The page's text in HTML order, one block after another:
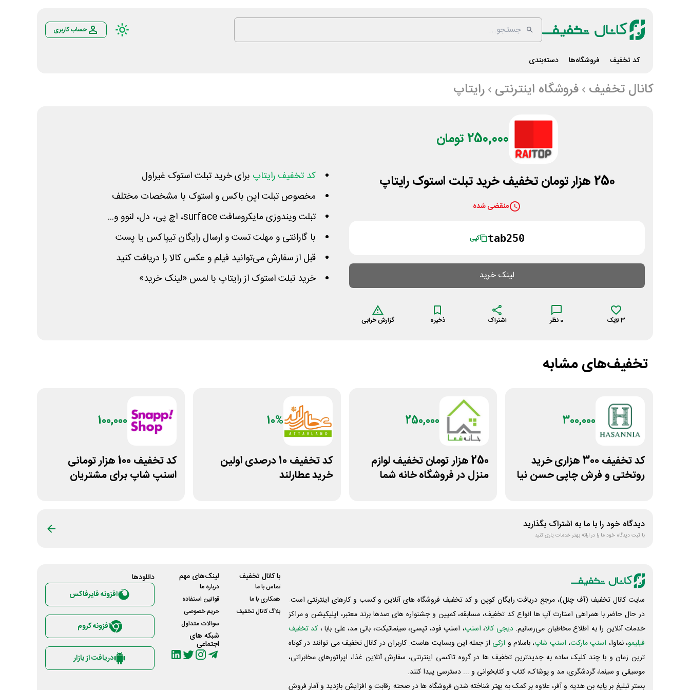
حساب کاربری
کد تخفیف فروشگاه‌ها دسته‌بندی
کانال تخفیف فروشگاه اینترنتی رایتاپ
250,000 تومان
250 هزار تومان تخفیف خرید تبلت استوک رایتاپ
منقضی شده
tab250 کپی
لینک خرید
3 لایک 0 نظر اشتراک ذخیره گزارش خرابی
کد تخفیف رایتاپ برای خرید تبلت استوک غیراول
مخصوص تبلت اپن باکس و استوک با مشخصات مختلف
تبلت ویندوزی مایکروسافت surface، اچ پی، دل، لنوو و...
با گارانتی و مهلت تست و ارسال رایگان تیپاکس یا پست
قبل از سفارش می‌توانید فیلم و عکس کالا را دریافت کنید
خرید تبلت استوک از رایتاپ با لمس «لینک خرید»
تخفیف‌های مشابه
300,000
کد تخفیف 300 هزاری خرید
روتختی و فرش چاپی حسن نیا
250,000
250 هزار تومان تخفیف لوازم
منزل در فروشگاه خانه شما
10%
کد تخفیف 10 درصدی اولین
خرید عطارلند
100,000
کد تخفیف 100 هزار تومانی
اسنپ شاپ برای مشتریان
دیدگاه خود را با ما به اشتراک بگذارید
با ثبت دیدگاه خود ما را در ارائه بهتر خدمات یاری کنید
سایت کانال تخفیف (آف چنل)، مرجع دریافت رایگان کوپن و کد تخفیف فروشگاه های آنلاین و کسب و‌ کارهای اینترنتی است.
در حال حاضر با همراهی استارت آپ ها انواع کد تخفیف، مسابقه، کمپین و جشنواره های صدها برند معتبر، اپلیکیشن و مراکز
خدمات آنلاین را به اطلاع مخاطبان می‌رسانیم. دیجی کالا، اسنپ، اسنپ فود، تپسی، سینماتیکت، بانی مد، علی‌ بابا ، کد تخفیف
فیلیمو، نماوا، اسنپ مارکت، اسنپ شاپ، باسلام و ازکی از جمله این وبسایت ‌هاست. کاربران در کانال تخفیف می توانند در کوتاه
ترین زمان و با چند کلیک ساده به جدیدترین تخفیف ها در گروه تاکسی اینترنتی، سفارش آنلاین غذا، اپراتورهای مخابراتی،
موسیقی و سینما، گردشگری، مد و پوشاک، کتاب و کتابخوانی و ... دسترسی پیدا کنند.
بستر تبلیغ بر پایه بن هدیه و آفر، علاوه بر کمک به بهتر شناخته شدن فروشگاه ها در صحنه رقابت و افزایش بازدید و آمار فروش
با کانال تخفیف
تماس با ما
همکاری با ما
بلاگ کانال تخفیف
لینک‌های مهم
درباره ما
قوانین استفاده
حریم خصوصی
سوالات متداول
شبکه های
اجتماعی
دانلود‌ها
افزونه فایرفاکس
افزونه کروم
دریافت از بازار